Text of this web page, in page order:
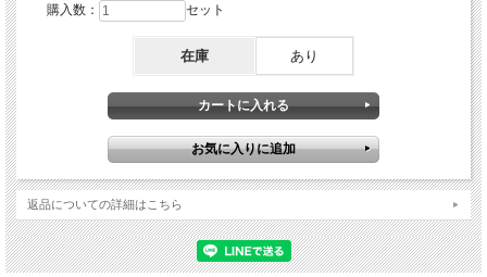
購入数： セット
在庫 あり
返品についての詳細はこちら